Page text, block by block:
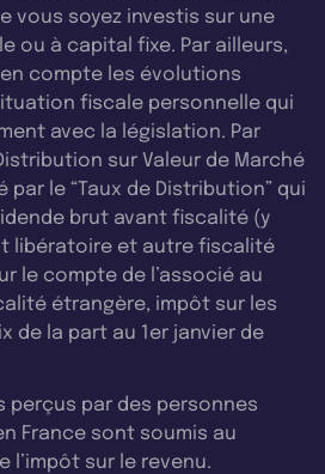
vous soyez investis sur une
ou à capital fixe. Par ailleurs,
compte les évolutions
fiscale personnelle qui
avec la législation. Par
sur Valeur de Marché
par le “Taux de Distribution” qui
brut avant fiscalité (y
libératoire et autre fiscalité
le compte de l’associé au
étrangère, impôt sur les
de la part au 1er janvier de
perçus par des personnes
France sont soumis au
l’impôt sur le revenu.